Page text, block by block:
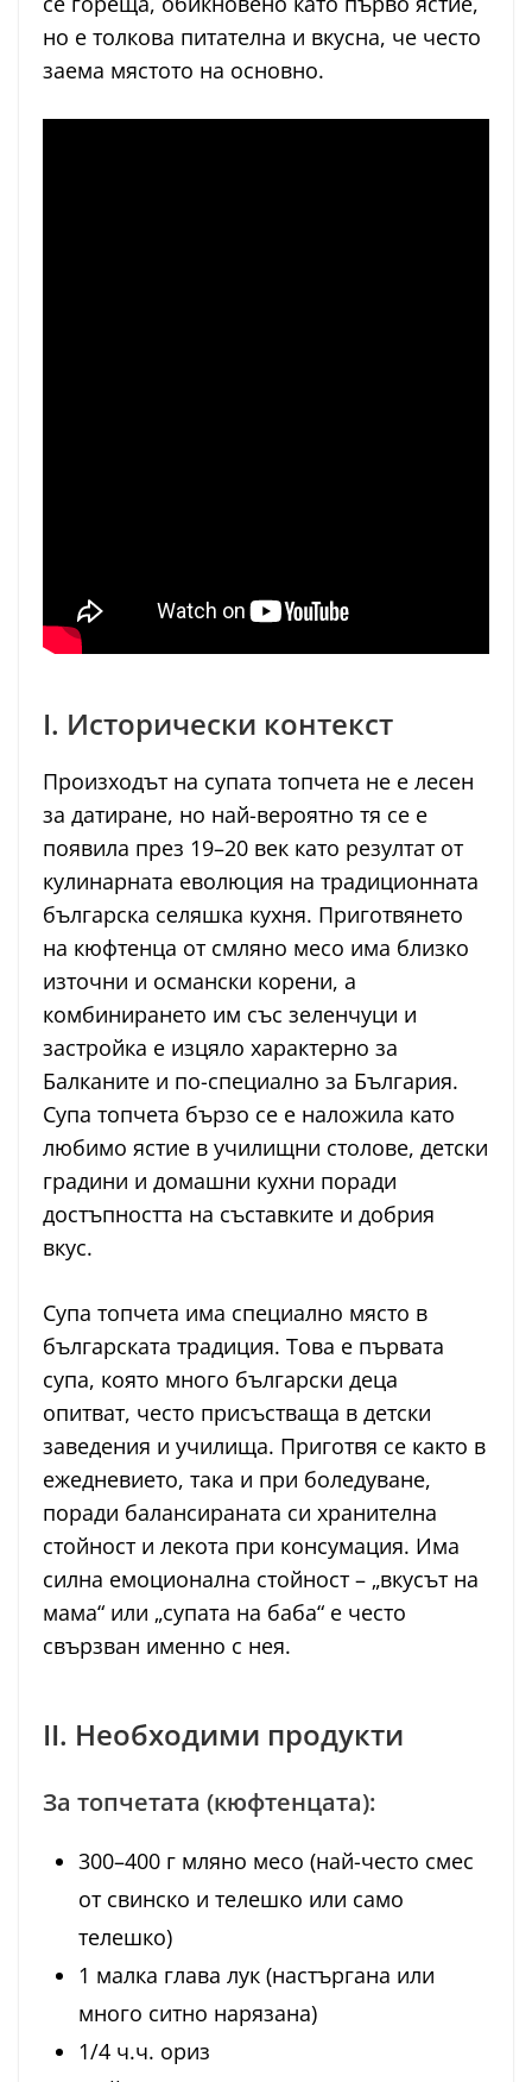
но е толкова питателна и вкусна, че често
заема мястото на основно.
I. Исторически контекст
Произходът на супата топчета не е лесен
за датиране, но най-вероятно тя се е
появила през 19–20 век като резултат от
кулинарната еволюция на традиционната
българска селяшка кухня. Приготвянето
на кюфтенца от смляно месо има близко
източни и османски корени, а
комбинирането им със зеленчуци и
застройка е изцяло характерно за
Балканите и по-специално за България.
Супа топчета бързо се е наложила като
любимо ястие в училищни столове, детски
градини и домашни кухни поради
достъпността на съставките и добрия
вкус.
Супа топчета има специално място в
българската традиция. Това е първата
супа, която много български деца
опитват, често присъстваща в детски
заведения и училища. Приготвя се както в
ежедневието, така и при боледуване,
поради балансираната си хранителна
стойност и лекота при консумация. Има
силна емоционална стойност – „вкусът на
мама“ или „супата на баба“ е често
свързван именно с нея.
II. Необходими продукти
За топчетата (кюфтенцата):
300–400 г мляно месо (най-често смес
от свинско и телешко или само
телешко)
1 малка глава лук (настъргана или
много ситно нарязана)
1/4 ч.ч. ориз